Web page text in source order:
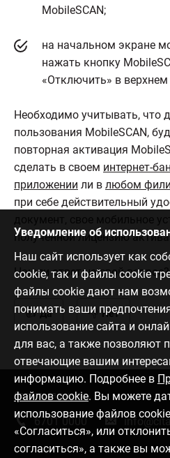
MobileSCAN;
на начальном экране
нажать кнопку
«Отключить» в верхнем
Необходимо учитывать, что
пользования MobileSCAN,
повторная активация
сделать в своем интернет-
приложении ли в любом
при себе действительный
полученной лицензию
Нашли ответ на свой вопрос?
Да Нет
Уведомление об
Наш сайт использует как
cookie, так и файлы cookie
файлы cookie дают нам
понимать ваши
использование сайта и
для вас, а также позволяют
отвечающие вашим
информацию. Подробнее в
файлов cookie. Вы можете
использование файлов
«Согласиться», или
согласиться», а также вы
Связаться с нами
6701 0000